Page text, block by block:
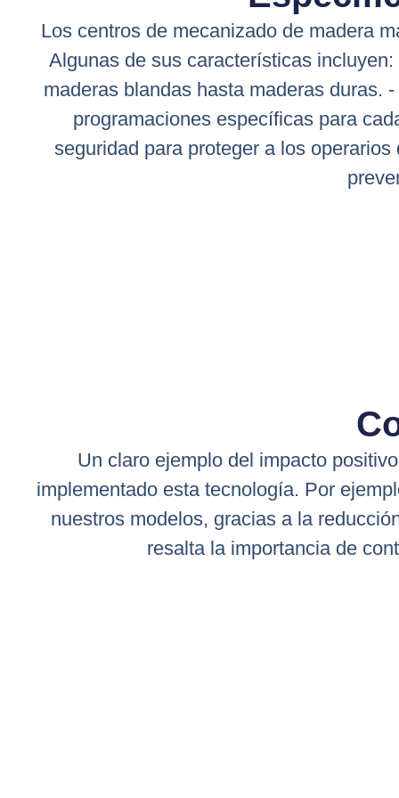
Los centros de mecanizado de madera
Algunas de sus características
maderas blandas hasta maderas duras.
programaciones específicas para
seguridad para proteger a los
Un claro ejemplo del impacto
implementado esta tecnología. Por
nuestros modelos, gracias a la
resalta la importancia de